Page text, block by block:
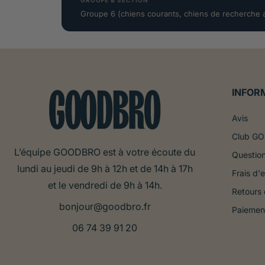
Groupe 6 (chiens courants, chiens de recherche
L’équipe GOODBRO est à votre écoute du
lundi au jeudi de 9h à 12h et de 14h à 17h
et le vendredi de 9h à 14h.
bonjour@goodbro.fr
06 74 39 91 20
Avis
Club
Frais
Retours